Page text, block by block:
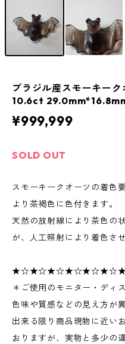
ブラジル産スモーキー
10.6ct
¥999,999
SOLD OUT
スモーキークオーツの着色
より茶褐色に色付きます。
天然の放射線により茶色の
が、人工照射により着色さ
＊ご使用のモニター・ディ
色味や質感などの見え方が
出来る限り商品現物に近い
おりますが、実物と多少の